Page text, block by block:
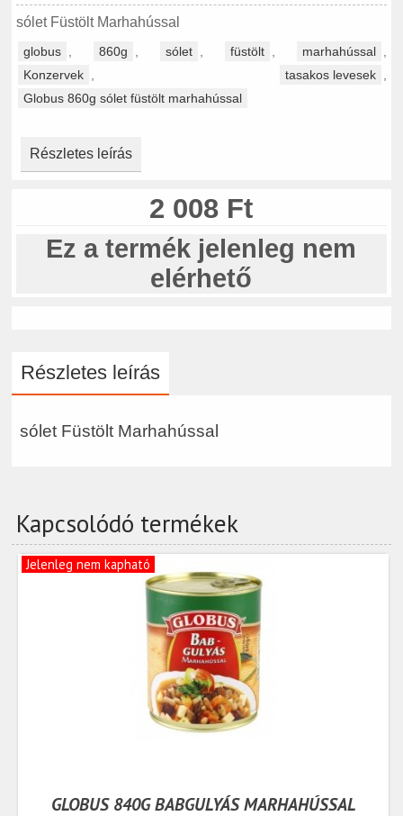
sólet Füstölt Marhahússal
globus 860g sólet füstölt marhahússal
Konzervek
tasakos levesek
Globus 860g sólet füstölt marhahússal
Részletes leírás
2 008 Ft
Ez a termék jelenleg nem
elérhető
Részletes leírás
sólet Füstölt Marhahússal
Kapcsolódó termékek
Jelenleg nem kapható
GLOBUS 840G BABGULYÁS MARHAHÚSSAL